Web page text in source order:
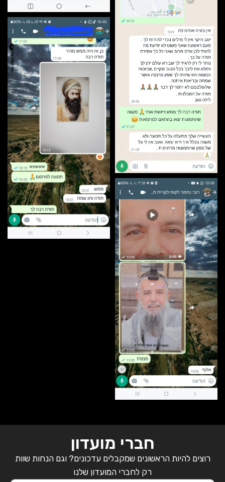
חברי מועדון
רוצים להיות הראשונים שמקבלים עדכונים? וגם הנחות שוות
רק לחברי המועדון שלנו